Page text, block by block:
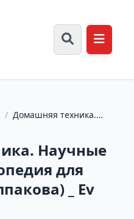
/ Домашняя техника.
для малышей(О.Колпа...
Научные
для
_ Ev